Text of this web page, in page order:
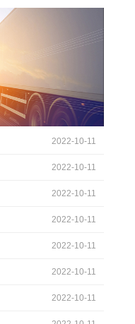
2022-10-11
2022-10-11
2022-10-11
2022-10-11
2022-10-11
2022-10-11
2022-10-11